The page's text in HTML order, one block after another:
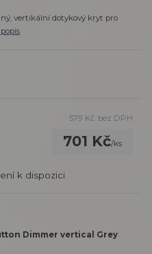
vertikální dotykový kryt pro
701 Kč/ks
579 Kč bez DPH
k dispozici
Dimmer vertical Grey